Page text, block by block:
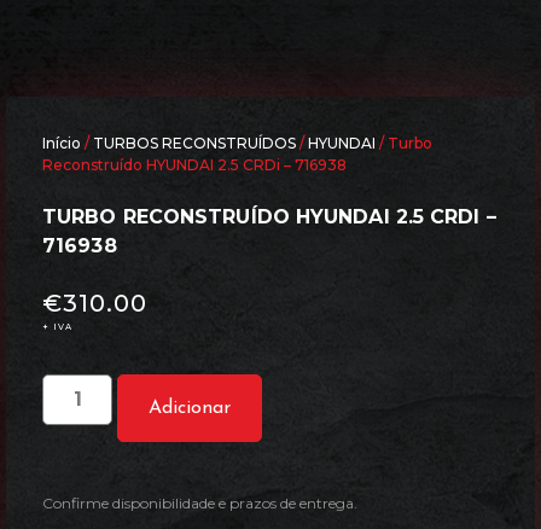
Início / TURBOS RECONSTRUÍDOS /HYUNDAI / Turbo
Reconstruído HYUNDAI 2.5 CRDi – 716938
TURBO RECONSTRUÍDO HYUNDAI 2.5 CRDI –
716938
€310.00
+ IVA
Adicionar
Confirme disponibilidade e prazos de entrega.